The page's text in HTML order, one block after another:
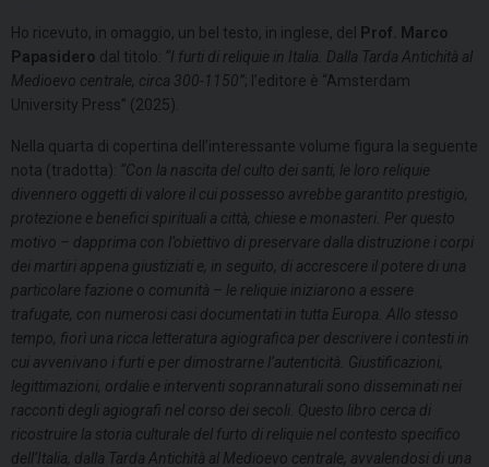
Ho ricevuto, in omaggio, un bel testo, in inglese, del
Prof. Marco
Papasidero dal titolo: “I furti di reliquie in Italia. Dalla Tarda Antichità al
Medioevo centrale, circa 300-1150”; l’editore è “Amsterdam
University Press” (2025).
Nella quarta di copertina dell’interessante volume figura la seguente
nota (tradotta): “Con la nascita del culto dei santi, le loro reliquie
divennero oggetti di valore il cui possesso avrebbe garantito prestigio,
protezione e benefici spirituali a città, chiese e monasteri. Per questo
motivo – dapprima con l’obiettivo di preservare dalla distruzione i corpi
dei martiri appena giustiziati e, in seguito, di accrescere il potere di una
particolare fazione o comunità – le reliquie iniziarono a essere
trafugate, con numerosi casi documentati in tutta Europa. Allo stesso
tempo, fiorì una ricca letteratura agiografica per descrivere i contesti in
cui avvenivano i furti e per dimostrarne l’autenticità. Giustificazioni,
legittimazioni, ordalie e interventi soprannaturali sono disseminati nei
racconti degli agiografi nel corso dei secoli. Questo libro cerca di
ricostruire la storia culturale del furto di reliquie nel contesto specifico
dell’Italia, dalla Tarda Antichità al Medioevo centrale, avvalendosi di una